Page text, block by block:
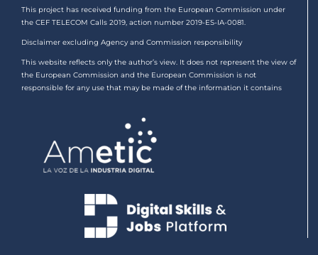
This project has received funding from the European Commission under
the CEF TELECOM Calls 2019, action number 2019-ES-IA-0081.
Disclaimer excluding Agency and Commission responsibility
This website reflects only the author’s view. It does not represent the view of
the European Commission and the European Commission is not
responsible for any use that may be made of the information it contains